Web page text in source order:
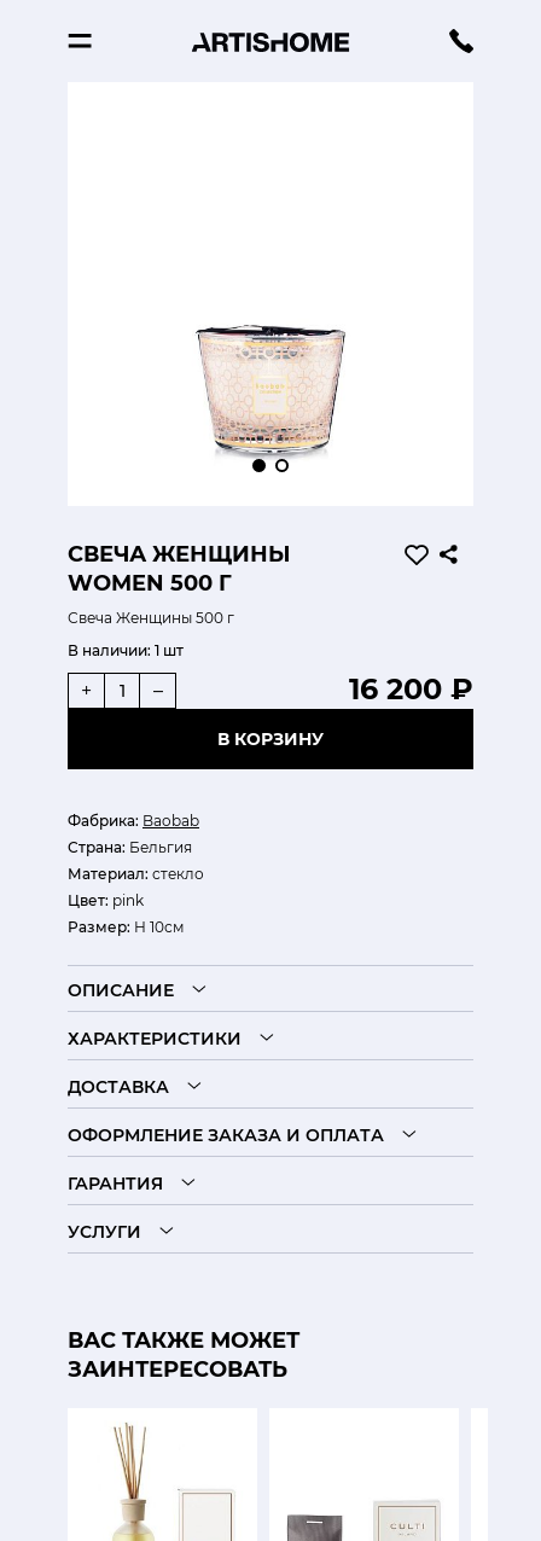
СВЕЧА ЖЕНЩИНЫ
WOMEN 500 Г
Свеча Женщины 500 г
Фабрика: Baobab
Страна: Бельгия
Материал: стекло
Цвет: pink
Размер: Н 10см
В наличии: 1 шт
16 200 ₽
+ –
В КОРЗИНУ
ОПИСАНИЕ
ХАРАКТЕРИСТИКИ
ДОСТАВКА
ОФОРМЛЕНИЕ ЗАКАЗА И ОПЛАТА
ГАРАНТИЯ
УСЛУГИ
ВАС ТАКЖЕ МОЖЕТ
ЗАИНТЕРЕСОВАТЬ